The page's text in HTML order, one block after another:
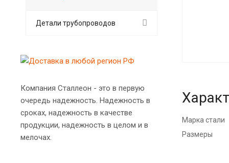
Марка стали
Размеры
Детали трубопроводов
Компания Сталлеон - это в первую
очередь надежность. Надежность в
сроках, надежность в качестве
продукции, надежность в целом и в
мелочах.